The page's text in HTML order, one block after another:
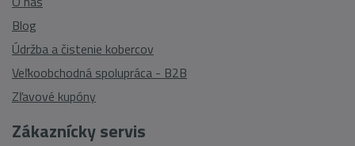
Zákaznícky servis
Blog
Údržba a čistenie kobercov
Veľkoobchodná spolupráca - B2B
Zľavové kupóny